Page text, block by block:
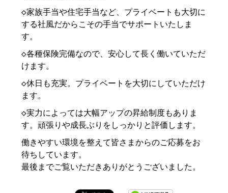
◇家族手当や住宅手当など、プライベートも大切に
する社風だからこその手当でサポートいたしま
す。
◇各種保険完備なので、安心して長く働いていただ
けます。
◇休日も充実。プライベートを大切にしていただけ
ます。
◇実力によっては大幅アップの昇給制度もありま
す。頑張りや成長ぶりをしっかりと評価します。
働きやすい環境を整えて皆さまからのご応募をお
待ちしています。
最後までご覧いただきありがとうございました。